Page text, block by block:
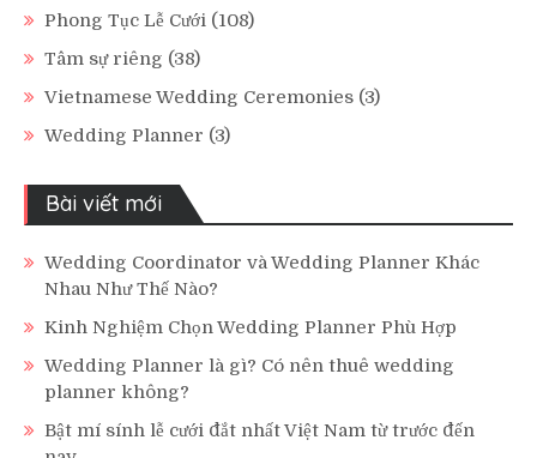
Phong Tục Lễ Cưới (108)
Tâm sự riêng (38)
Vietnamese Wedding Ceremonies (3)
Wedding Planner (3)
Bài viết mới
Wedding Coordinator và Wedding Planner Khác
Nhau Như Thế Nào?
Kinh Nghiệm Chọn Wedding Planner Phù Hợp
Wedding Planner là gì? Có nên thuê wedding
planner không?
Bật mí sính lễ cưới đắt nhất Việt Nam từ trước đến